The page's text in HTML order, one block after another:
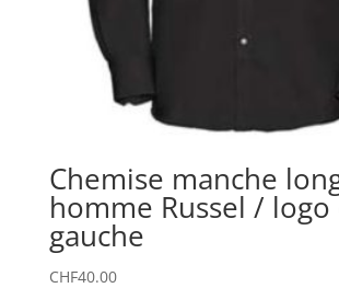
Chemise manche
homme Russel / logo
gauche
CHF40.00